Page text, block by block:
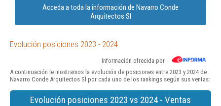
Acceda a toda la información de Navarro Conde
Arquitectos Sl
Evolución posiciones 2023 - 2024
Información ofrecida por
A continuación le mostramos la evolución de posiciones entre 2023 y 2024 de
Navarro Conde Arquitectos Sl por cada uno de los rankings según sus ventas:
Evolución posiciones 2023 vs 2024 - Ventas